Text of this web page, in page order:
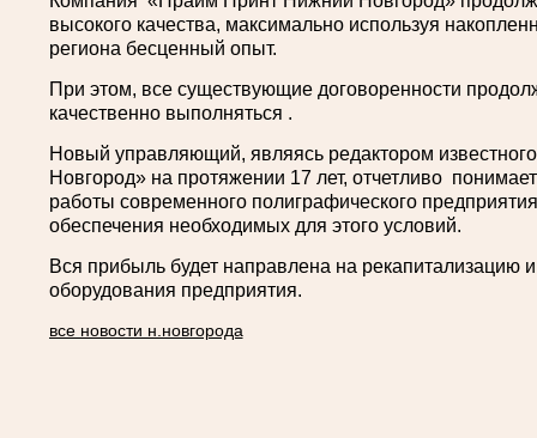
высокого качества, максимально используя
региона бесценный опыт.
При этом, все существующие договоренности
качественно выполняться .
Новый управляющий, являясь редактором
Новгород» на протяжении 17 лет, отчетливо
работы современного полиграфического
обеспечения необходимых для этого условий.
Вся прибыль будет направлена на рекапитализацию
оборудования предприятия.
все новости н.новгорода